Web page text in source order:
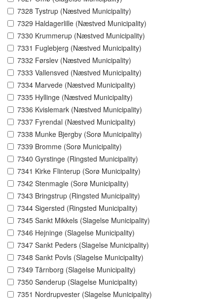
7328 Tystrup (Næstved Municipality)
7329 Haldagerlille (Næstved Municipality)
7330 Krummerup (Næstved Municipality)
7331 Fuglebjerg (Næstved Municipality)
7332 Førslev (Næstved Municipality)
7333 Vallensved (Næstved Municipality)
7334 Marvede (Næstved Municipality)
7335 Hyllinge (Næstved Municipality)
7336 Kvislemark (Næstved Municipality)
7337 Fyrendal (Næstved Municipality)
7338 Munke Bjergby (Sorø Municipality)
7339 Bromme (Sorø Municipality)
7340 Gyrstinge (Ringsted Municipality)
7341 Kirke Flinterup (Sorø Municipality)
7342 Stenmagle (Sorø Municipality)
7343 Bringstrup (Ringsted Municipality)
7344 Sigersted (Ringsted Municipality)
7345 Sankt Mikkels (Slagelse Municipality)
7346 Hejninge (Slagelse Municipality)
7347 Sankt Peders (Slagelse Municipality)
7348 Sankt Povls (Slagelse Municipality)
7349 Tårnborg (Slagelse Municipality)
7350 Sønderup (Slagelse Municipality)
7351 Nordrupvester (Slagelse Municipality)